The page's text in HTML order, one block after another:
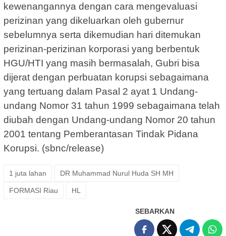
kewenangannya dengan cara mengevaluasi
perizinan yang dikeluarkan oleh gubernur
sebelumnya serta dikemudian hari ditemukan
perizinan-perizinan korporasi yang berbentuk
HGU/HTI yang masih bermasalah, Gubri bisa
dijerat dengan perbuatan korupsi sebagaimana
yang tertuang dalam Pasal 2 ayat 1 Undang-
undang Nomor 31 tahun 1999 sebagaimana telah
diubah dengan Undang-undang Nomor 20 tahun
2001 tentang Pemberantasan Tindak Pidana
Korupsi. (sbnc/release)
1 juta lahan DR Muhammad Nurul Huda SH MH
FORMASI Riau HL
SEBARKAN